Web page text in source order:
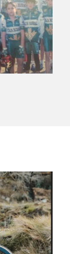
edukia
eta
zertarako
eta beren
Ikusi gure
lehentasunak
dezakezu
cookie-
eta
hori
Gehiago